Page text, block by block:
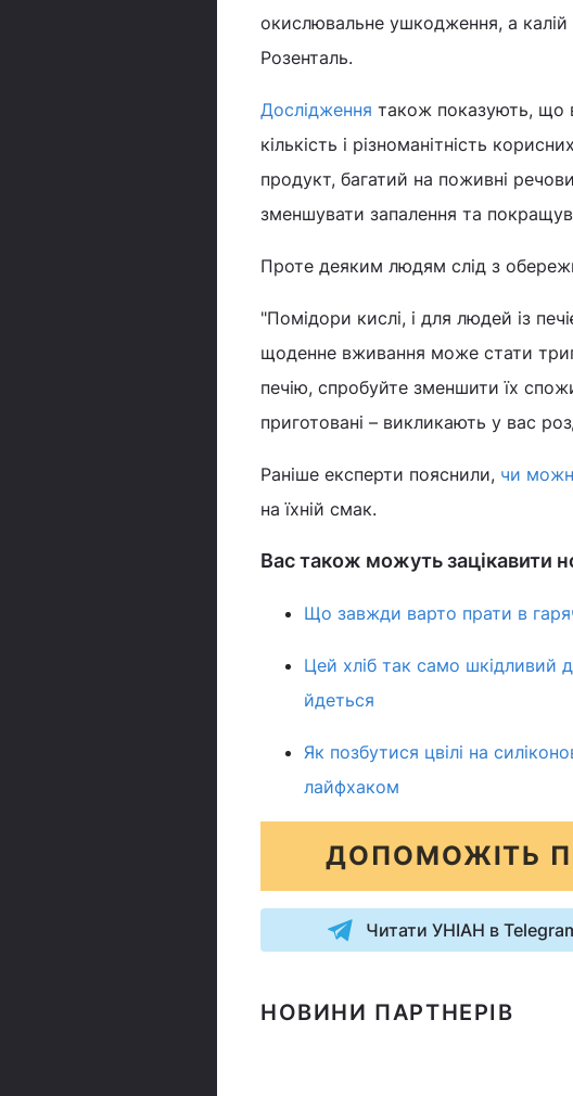
окислювальне ушкодження, а
Розенталь.
Дослідження також показують, що
кількість і різноманітність
продукт, багатий на поживні
зменшувати запалення та
Проте деяким людям слід з
"Помідори кислі, і для людей із
щоденне вживання може стати
печію, спробуйте зменшити їх
приготовані – викликають у вас
Раніше експерти пояснили, чи
на їхній смак.
Вас також можуть зацікавити
Що завжди варто прати в
Цей хліб так само шкідливий
йдеться
Як позбутися цвілі на
лайфхаком
ДОПОМОЖІТЬ
Читати УНІАН в
НОВИНИ ПАРТНЕРІВ